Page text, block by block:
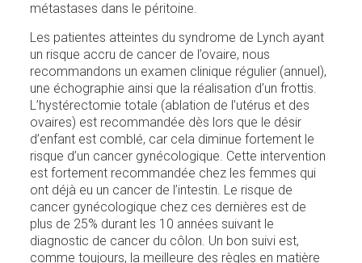
métastases dans le péritoine.
Les patientes atteintes du syndrome de Lynch ayant
un risque accru de cancer de l’ovaire, nous
recommandons un examen clinique régulier (annuel),
une échographie ainsi que la réalisation d’un frottis.
L’hystérectomie totale (ablation de l’utérus et des
ovaires) est recommandée dès lors que le désir
d’enfant est comblé, car cela diminue fortement le
risque d’un cancer gynécologique. Cette intervention
est fortement recommandée chez les femmes qui
ont déjà eu un cancer de l’intestin. Le risque de
cancer gynécologique chez ces dernières est de
plus de 25% durant les 10 années suivant le
diagnostic de cancer du côlon. Un bon suivi est,
comme toujours, la meilleure des règles en matière